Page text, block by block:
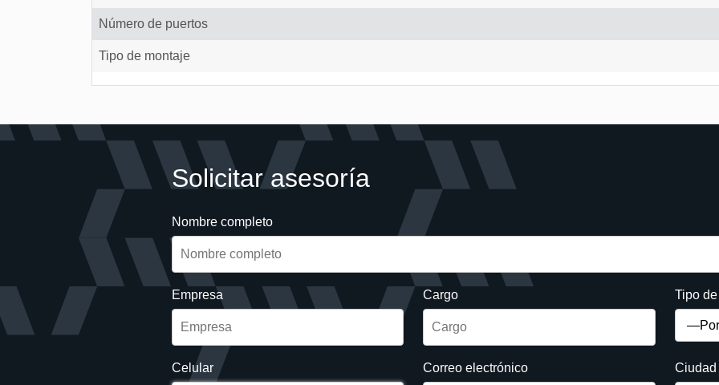
Número de puertos
Tipo de montaje
Solicitar asesoría
Nombre completo
Empresa Cargo Tipo
Celular Correo electrónico Ciudad